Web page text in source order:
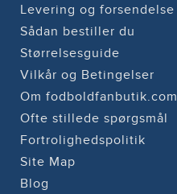
Levering og forsendelse
Sådan bestiller du
Størrelsesguide
Vilkår og Betingelser
Om fodboldfanbutik.com
Ofte stillede spørgsmål
Fortrolighedspolitik
Site Map
Blog